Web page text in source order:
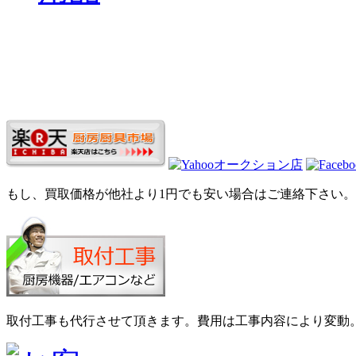
もし、買取価格が他社より1円でも安い場合はご連絡下さい。
取付工事も代行させて頂きます。費用は工事内容により変動